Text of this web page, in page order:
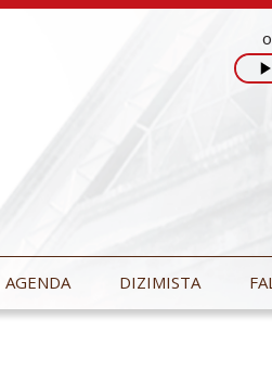
AGENDA DIZIMISTA